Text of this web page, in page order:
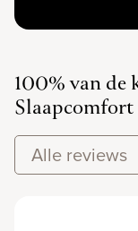
100% van
Slaapcomfort
Alle reviews